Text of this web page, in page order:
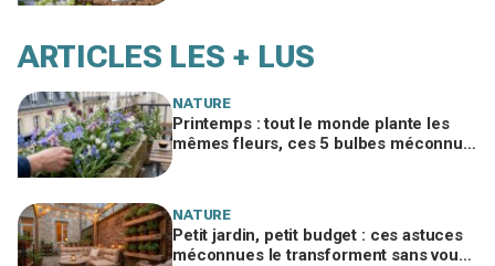
ARTICLES LES + LUS
NATURE
Printemps : tout le monde plante les
mêmes fleurs, ces 5 bulbes méconnus
NATURE
Petit jardin, petit budget : ces astuces
méconnues le transforment sans vous